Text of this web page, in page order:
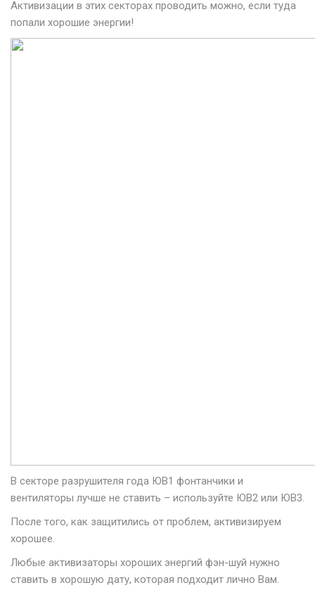
Активизации в этих секторах проводить можно, если туда
попали хорошие энергии!
В секторе разрушителя года ЮВ1 фонтанчики и
вентиляторы лучше не ставить – используйте ЮВ2 или ЮВ3.
После того, как защитились от проблем, активизируем
хорошее.
Любые активизаторы хороших энергий фэн-шуй нужно
ставить в хорошую дату, которая подходит лично Вам.